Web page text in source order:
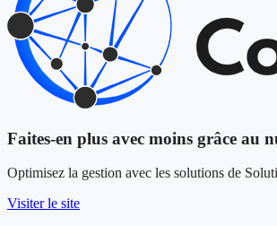
Faites-en plus avec moins grâce au
Optimisez la gestion avec les solutions de
Visiter le site